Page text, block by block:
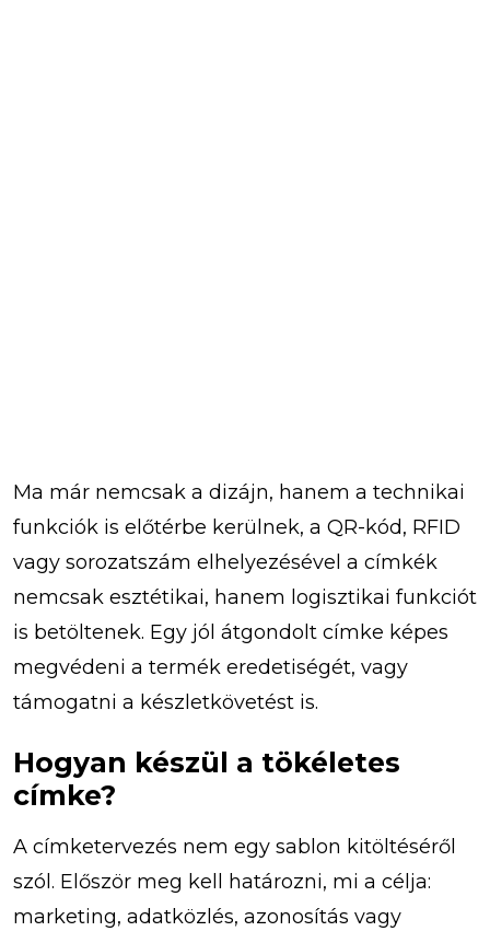
Ma már nemcsak a dizájn, hanem a technikai
funkciók is előtérbe kerülnek, a QR-kód, RFID
vagy sorozatszám elhelyezésével a címkék
nemcsak esztétikai, hanem logisztikai funkciót
is betöltenek. Egy jól átgondolt címke képes
megvédeni a termék eredetiségét, vagy
támogatni a készletkövetést is.
Hogyan készül a tökéletes
címke?
A címketervezés nem egy sablon kitöltéséről
szól. Először meg kell határozni, mi a célja:
marketing, adatközlés, azonosítás vagy